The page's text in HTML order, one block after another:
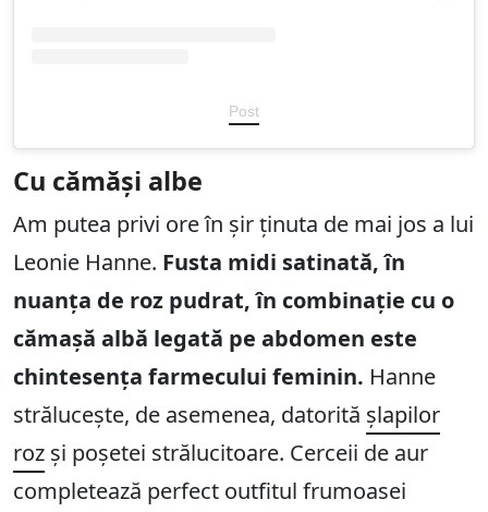
Post
Cu cămăși albe
Am putea privi ore în șir ținuta de mai jos a lui
Leonie Hanne. Fusta midi satinată, în
nuanța de roz pudrat, în combinație cu o
cămașă albă legată pe abdomen este
chintesența farmecului feminin. Hanne
strălucește, de asemenea, datorită șlapilor
roz și poșetei strălucitoare. Cerceii de aur
completează perfect outfitul frumoasei